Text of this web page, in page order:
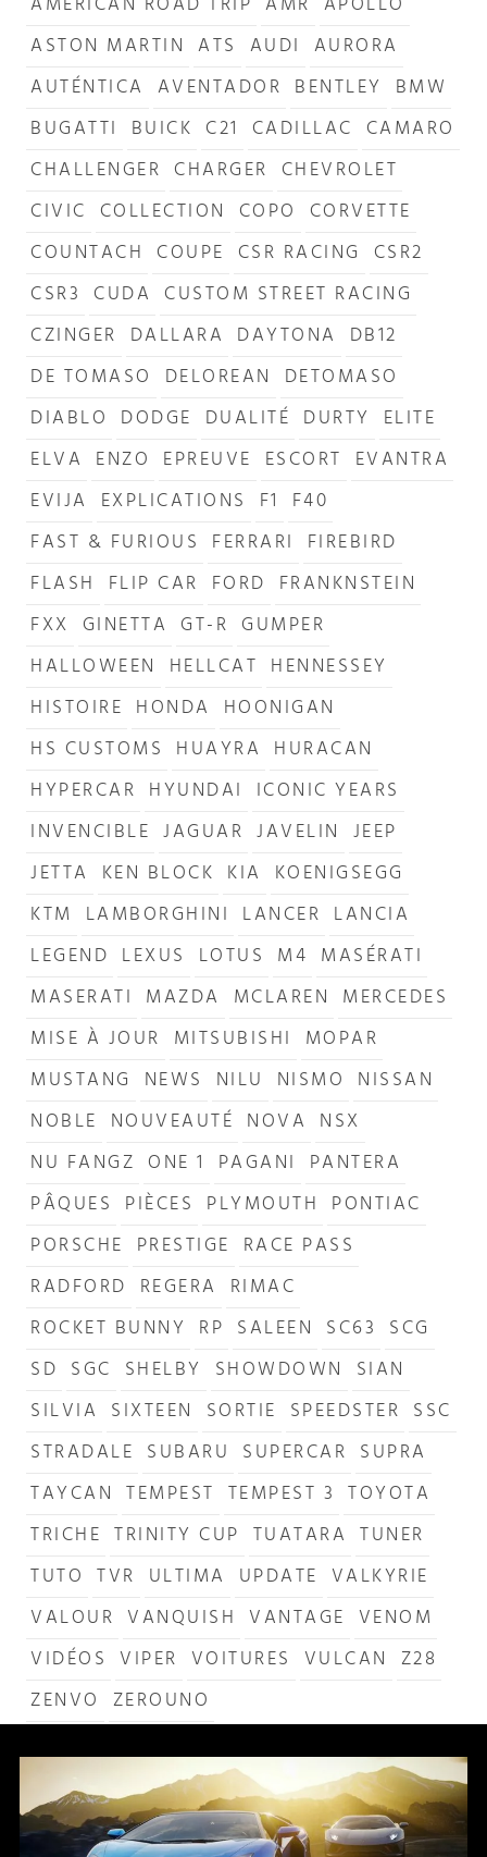
ASTON MARTIN ATS AUDI AURORA
AUTÉNTICA AVENTADOR BENTLEY BMW
BUGATTI BUICK C21 CADILLAC CAMARO
CHALLENGER CHARGER CHEVROLET
CIVIC COLLECTION COPO CORVETTE
COUNTACH COUPE CSR RACING CSR2
CSR3 CUDA CUSTOM STREET RACING
CZINGER DALLARA DAYTONA DB12
DE TOMASO DELOREAN DETOMASO
DIABLO DODGE DUALITÉ DURTY ELITE
ELVA ENZO EPREUVE ESCORT EVANTRA
EVIJA EXPLICATIONS F1 F40
FAST & FURIOUS FERRARI FIREBIRD
FLASH FLIP CAR FORD FRANKNSTEIN
FXX GINETTA GT-R GUMPER
HALLOWEEN HELLCAT HENNESSEY
HISTOIRE HONDA HOONIGAN
HS CUSTOMS HUAYRA HURACAN
HYPERCAR HYUNDAI ICONIC YEARS
INVENCIBLE JAGUAR JAVELIN JEEP
JETTA KEN BLOCK KIA KOENIGSEGG
KTM LAMBORGHINI LANCER LANCIA
LEGEND LEXUS LOTUS M4 MASÉRATI
MASERATI MAZDA MCLAREN MERCEDES
MISE À JOUR MITSUBISHI MOPAR
MUSTANG NEWS NILU NISMO NISSAN
NOBLE NOUVEAUTÉ NOVA NSX
NU FANGZ ONE 1 PAGANI PANTERA
PÂQUES PIÈCES PLYMOUTH PONTIAC
PORSCHE PRESTIGE RACE PASS
RADFORD REGERA RIMAC
ROCKET BUNNY RP SALEEN SC63 SCG
SD SGC SHELBY SHOWDOWN SIAN
SILVIA SIXTEEN SORTIE SPEEDSTER SSC
STRADALE SUBARU SUPERCAR SUPRA
TAYCAN TEMPEST TEMPEST 3 TOYOTA
TRICHE TRINITY CUP TUATARA TUNER
TUTO TVR ULTIMA UPDATE VALKYRIE
VALOUR VANQUISH VANTAGE VENOM
VIDÉOS VIPER VOITURES VULCAN Z28
ZENVO ZEROUNO